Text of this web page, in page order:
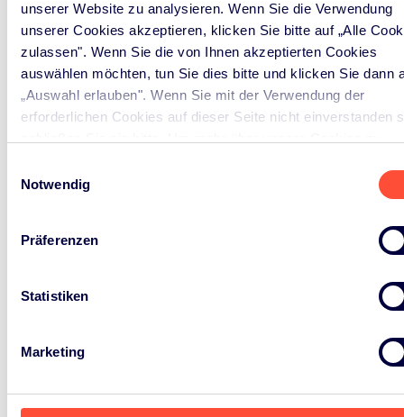
unserer Website zu analysieren. Wenn Sie die Verwendung
unserer Cookies akzeptieren, klicken Sie bitte auf „Alle
zulassen". Wenn Sie die von Ihnen akzeptierten Cookies
auswählen möchten, tun Sie dies bitte und klicken Sie dann
„Auswahl erlauben". Wenn Sie mit der Verwendung der
erforderlichen Cookies auf dieser Seite nicht einverstanden
Notwendig
Präferenzen
Statistiken
Marketing
Es geht nicht nur um Verfahren und Compliance,
sondern auch um Vernetzung. ERP teilt Wissen,
Erkenntnisse und Neuigkeiten, damit wir
gemeinsam die nachhaltige Agenda vorantreiben
News